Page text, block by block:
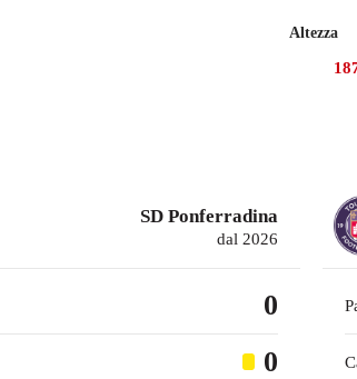
avendo fatto il suo esordio l'1
Altezza
SD Ponferradina
dal 2026
0
0